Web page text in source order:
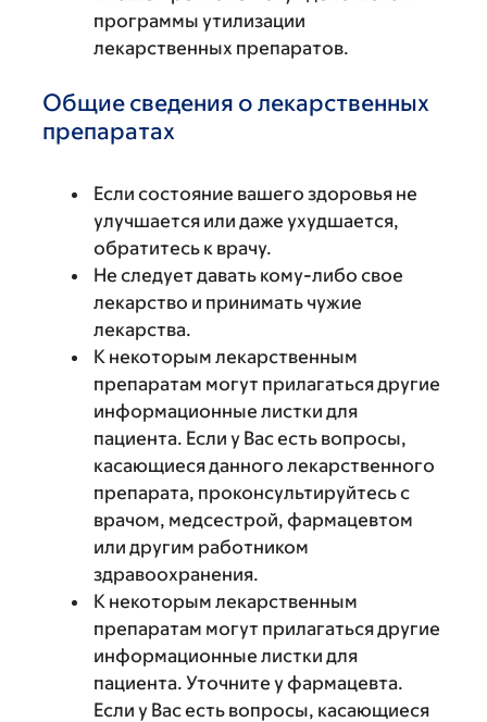
программы утилизации
лекарственных препаратов.
Общие сведения о лекарственных
препаратах
Если состояние вашего здоровья не
улучшается или даже ухудшается,
обратитесь к врачу.
Не следует давать кому-либо свое
лекарство и принимать чужие
лекарства.
К некоторым лекарственным
препаратам могут прилагаться другие
информационные листки для
пациента. Если у Вас есть вопросы,
касающиеся данного лекарственного
препарата, проконсультируйтесь с
врачом, медсестрой, фармацевтом
или другим работником
здравоохранения.
К некоторым лекарственным
препаратам могут прилагаться другие
информационные листки для
пациента. Уточните у фармацевта.
Если у Вас есть вопросы, касающиеся